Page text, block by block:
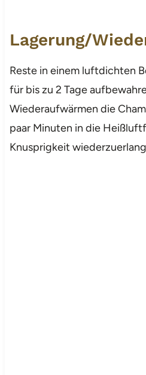
Lagerung/
Reste in einem luftdichten
für bis zu 2 Tage
Wiederaufwärmen die
paar Minuten in die
Knusprigkeit